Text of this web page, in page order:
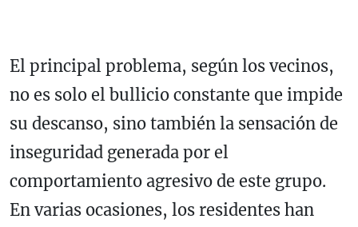
El principal problema, según los vecinos,
no es solo el bullicio constante que impide
su descanso, sino también la sensación de
inseguridad generada por el
comportamiento agresivo de este grupo.
En varias ocasiones, los residentes han